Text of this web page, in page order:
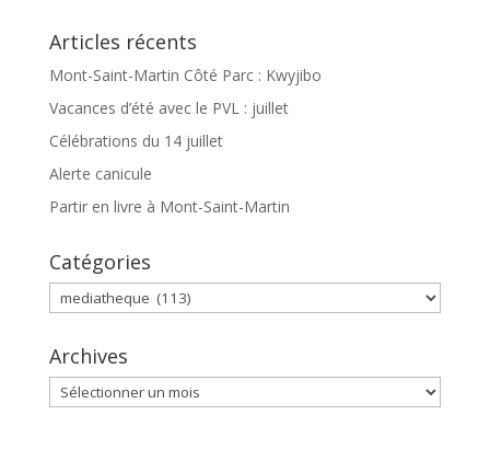
Articles récents
Mont-Saint-Martin Côté Parc : Kwyjibo
Vacances d’été avec le PVL : juillet
Célébrations du 14 juillet
Alerte canicule
Partir en livre à Mont-Saint-Martin
Catégories
Catégories
Archives
Archives